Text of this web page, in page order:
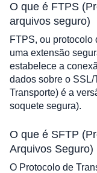
O que é FTPS
arquivos seguro)
FTPS, ou protocolo
uma extensão
estabelece a
dados sobre o
Transporte) é a
soquete segura).
O que é SFTP
Arquivos Seguro)
O Protocolo de